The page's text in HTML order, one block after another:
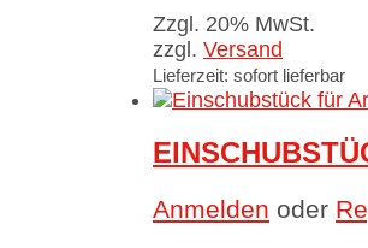
Zzgl. 20% MwSt.
zzgl. Versand
Lieferzeit: sofort lieferbar
Anmelden oder